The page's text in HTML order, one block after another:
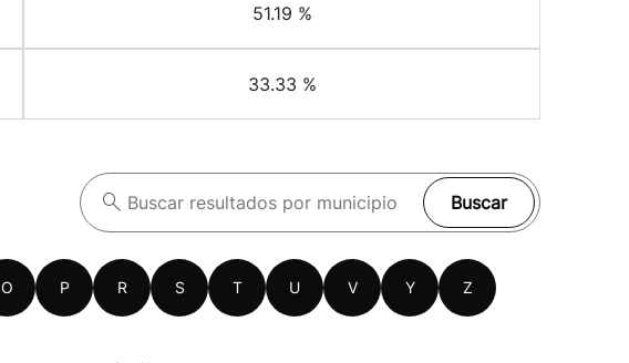
51.19 %
33.33 %
Buscar
O P R S T U V Y Z